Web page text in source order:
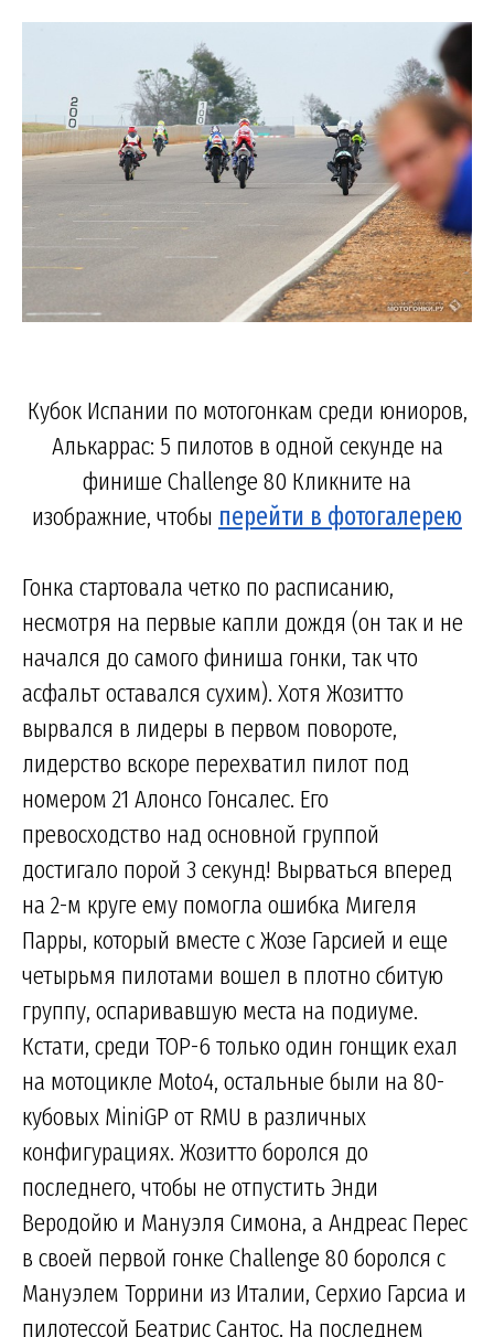
Кубок Испании по мотогонкам среди юниоров,
Алькаррас: 5 пилотов в одной секунде на
финише Challenge 80 Кликните на
изображние, чтобы перейти в фотогалерею
Гонка стартовала четко по расписанию,
несмотря на первые капли дождя (он так и не
начался до самого финиша гонки, так что
асфальт оставался сухим). Хотя Жозитто
вырвался в лидеры в первом повороте,
лидерство вскоре перехватил пилот под
номером 21 Алонсо Гонсалес. Его
превосходство над основной группой
достигало порой 3 секунд! Вырваться вперед
на 2-м круге ему помогла ошибка Мигеля
Парры, который вместе с Жозе Гарсией и еще
четырьмя пилотами вошел в плотно сбитую
группу, оспаривавшую места на подиуме.
Кстати, среди TOP-6 только один гонщик ехал
на мотоцикле Moto4, остальные были на 80-
кубовых MiniGP от RMU в различных
конфигурациях. Жозитто боролся до
последнего, чтобы не отпустить Энди
Веродойю и Мануэля Симона, а Андреас Перес
в своей первой гонке Challenge 80 боролся с
Мануэлем Торрини из Италии, Серхио Гарсиа и
пилотессой Беатрис Сантос. На последнем